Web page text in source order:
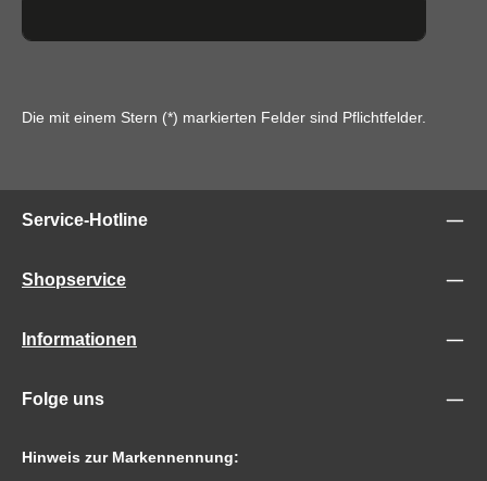
Die mit einem Stern (*) markierten Felder sind Pflichtfelder.
Service-Hotline
Shopservice
Informationen
Folge uns
Hinweis zur Markennennung: